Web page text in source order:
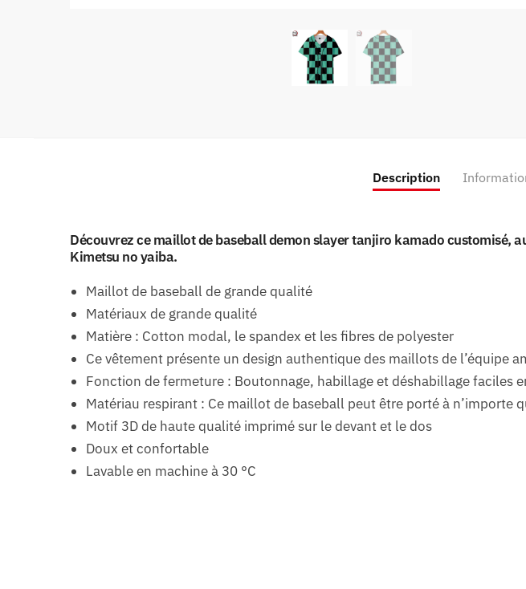
Description
Découvrez ce maillot de baseball demon slayer tanjiro kamado customisé,
Kimetsu no yaiba.
Maillot de baseball de grande qualité
Matériaux de grande qualité
Matière : Cotton modal, le spandex et les fibres de polyester
Ce vêtement présente un design authentique des maillots de l’équipe
Fonction de fermeture : Boutonnage, habillage et déshabillage faciles
Matériau respirant : Ce maillot de baseball peut être porté à n’importe
Motif 3D de haute qualité imprimé sur le devant et le dos
Doux et confortable
Lavable en machine à 30 °C